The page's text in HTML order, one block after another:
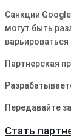
Санкции
могут быть
Партнерская
Передавайте
Стать